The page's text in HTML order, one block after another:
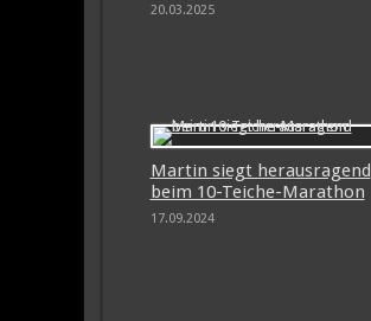
20.03.2025
Martin siegt herausragend
beim 10-Teiche-Marathon
17.09.2024